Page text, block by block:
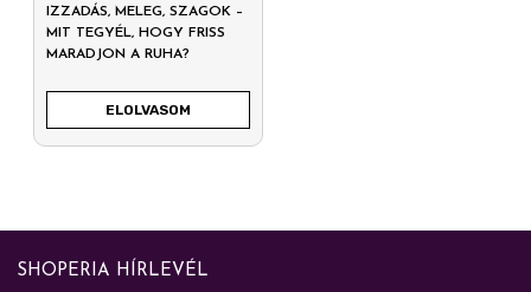
IZZADÁS, MELEG, SZAGOK –
MIT TEGYÉL, HOGY FRISS
MARADJON A RUHA?
ELOLVASOM
SHOPERIA HÍRLEVÉL